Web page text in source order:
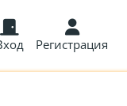
Регистрация